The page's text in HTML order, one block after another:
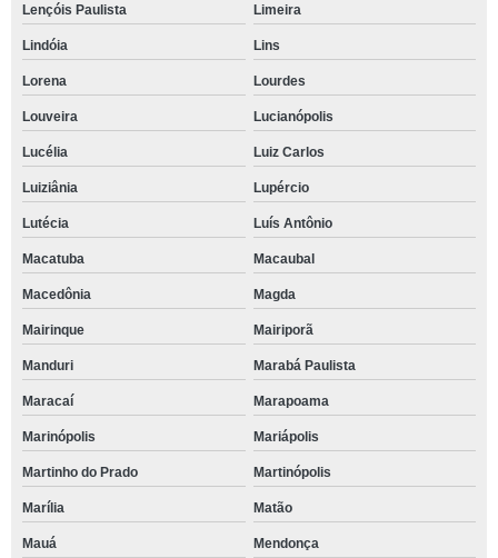
Lençóis Paulista Limeira
Lindóia Lins
Lorena Lourdes
Louveira Lucianópolis
Lucélia Luiz Carlos
Luiziânia Lupércio
Lutécia Luís Antônio
Macatuba Macaubal
Macedônia Magda
Mairinque Mairiporã
Manduri Marabá Paulista
Maracaí Marapoama
Marinópolis Mariápolis
Martinho do Prado Martinópolis
Marília Matão
Mauá Mendonça